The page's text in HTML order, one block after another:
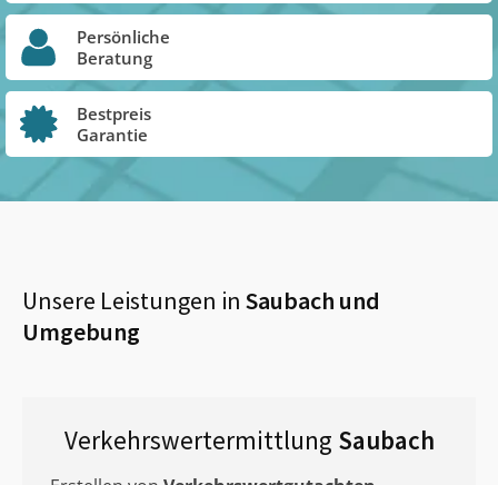
Persönliche
Beratung
Bestpreis
Garantie
Unsere Leistungen in Saubach und
Umgebung
Verkehrswertermittlung Saubach